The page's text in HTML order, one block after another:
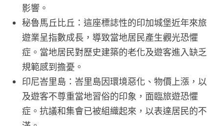
影響。
秘魯馬丘比丘：這座標誌性的印加城堡近年來旅
遊業呈指數成長，導致當地居民產生觀光恐懼
症。當地居民對歷史建築的老化及遊客進入缺乏
規範感到擔憂。
印尼峇里島：峇里島因環境惡化、物價上漲，以
及遊客不尊重當地習俗的印象，面臨旅遊恐懼
症。抗議和集會已被組織起來，以表達居民的不